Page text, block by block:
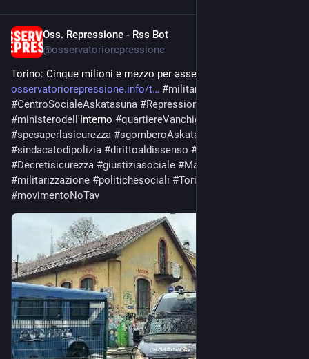
Oss. Repressione - Rss Bot
@osservatoriorepressione
Torino: Cinque milioni e mezzo per assediare Askatasuna
osservatoriorepressione.info/t
#militarizzazionedelterritorio
#CentroSocialeAskatasuna #Repressionedeldissenso
#ministerodell 'Interno #quartiereVanchiglia
#spesaperlasicurezza #sgomberoAskatasuna
#sindacatodipolizia #dirittoaldissenso #
#Decretisicurezza #giustiziasociale #MatteoPiantedosi
#militarizzazione #politichesociali #Torinopartigiana
#movimentoNoTav